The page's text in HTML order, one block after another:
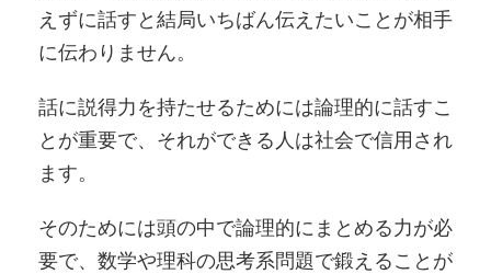
えずに話すと結局いちばん伝えたいことが相手
に伝わりません。
話に説得力を持たせるためには論理的に話すこ
とが重要で、それができる人は社会で信用され
ます。
そのためには頭の中で論理的にまとめる力が必
要で、数学や理科の思考系問題で鍛えることが